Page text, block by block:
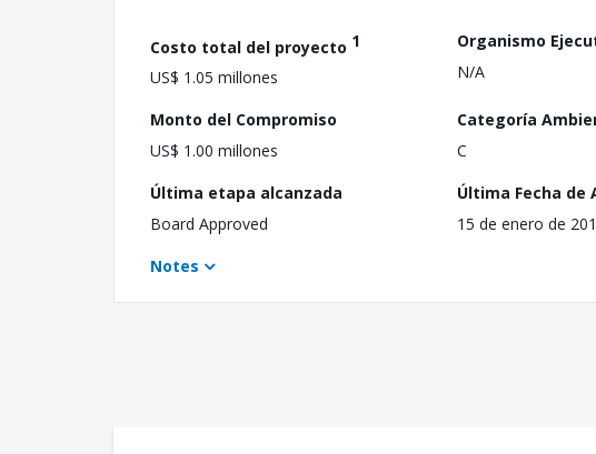
Costo total del proyecto 1
US$ 1.05 millones
Organismo
N/A
Monto del Compromiso
US$ 1.00 millones
Categoría
C
Última etapa alcanzada
Board Approved
Última Fecha de
15 de enero de
Notes